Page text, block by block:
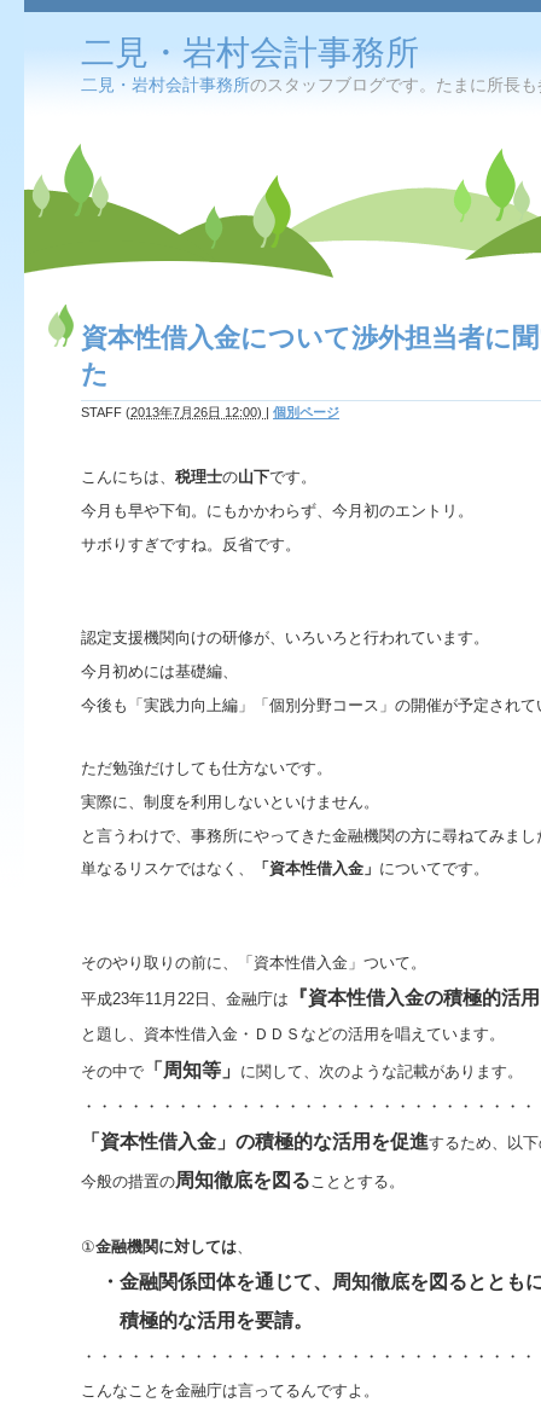
二見・岩村会計事務所
二見・岩村会計事務所のスタッフブログです。たまに所長
資本性借入金について渉外担当者に
た
STAFF (2013年7月26日 12:00) | 個別ページ
こんにちは、 税理士の山下です。
今月も早や下旬。にもかかわらず、今月初のエントリ。
サボりすぎですね。反省です。
認定支援機関向けの研修が、いろいろと行われています。
今月初めには基礎編、
今後も「実践力向上編」「個別分野コース」の開催が予定されて
ただ勉強だけしても仕方ないです。
実際に、制度を利用しないといけません。
と言うわけで、事務所にやってきた金融機関の方に尋ねてみまし
単なるリスケではなく、
「資本性借入金」 についてです。
そのやり取りの前に、「資本性借入金」ついて。
平成23年11月22日、金融庁は 『資本性借入金の積極的活
と題し、資本性借入金・ＤＤＳなどの活用を唱えています。
その中で 「周知等」
に関して、次のような記載があります。
・・・・・・・・・・・・・・・・・・・・・・・・・・・・
「資本性借入金」の積極的な活用を促進するため、以
今般の措置の周知徹底を図ることとする。
①金融機関に対しては
・金融関係団体を通じて、周知徹底を図るととも
積極的な活用を要請。
・・・・・・・・・・・・・・・・・・・・・・・・・・・・
こんなことを金融庁は言ってるんですよ。